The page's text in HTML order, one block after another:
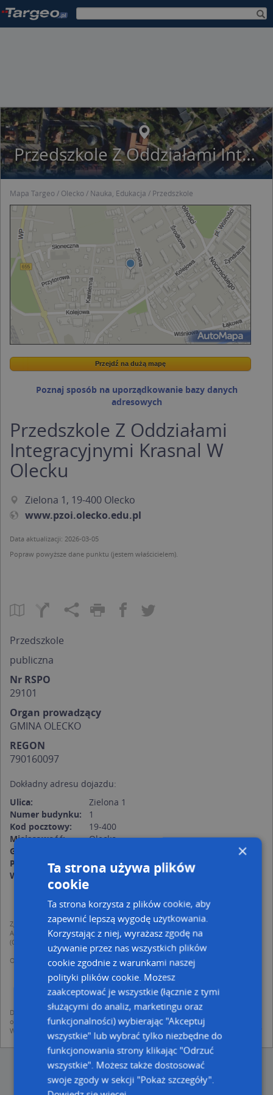
Przedszkole Z Oddziałami Integracyjnymi Krasnal W Olecku
Mapa Targeo Olecko Nauka, Edukacja Przedszkole
Wstaw tę mapkę na swoją stronę
Przejdź na dużą mapę
Przejdź na dużą mapę
Poznaj sposób na uporządkowanie bazy danych
adresowych
Przedszkole Z Oddziałami
Integracyjnymi Krasnal W
Olecku
Zielona 1, 19-400 Olecko
www.pzoi.olecko.edu.pl
Data aktualizacji: 2026-03-05
Popraw powyższe dane punktu (jestem właścicielem).
Przedszkole
publiczna
Nr RSPO
29101
Organ prowadzący
GMINA OLECKO
REGON
790160097
Dokładny adresu dojazdu:
Ulica:
Zielona 1
Numer budynku:
1
Kod pocztowy:
19-400
Miejscowość:
Olecko
Gmina:
Powiat:
olecki
Województwo:
warmińsko-mazurskie
Zgodnie z Rozporządzeniem PE i Rady (UE) o Ochronie Danych Osobowych
Administratorem (RODO), administratorem danych jest AutoMapa sp. z o.o.
(Operator) z siedzibą w Warszawie przy ulicy Domaniewskiej 37.
Operator przetwarza dane osobowe w celu:
dodania ich do bazy Targeo oraz publikacji w wyszukiwarce firm i na
mapach (art. 6 ust. 1 lit. f RODO)
udostępniania danych o firmach partnerom biznesowym operatora (art.
6 ust. 1 lit. f RODO)
Dane pochodzą z publicznych baz CEIDG, GUS, REGON, z firmowych stron www
oraz od podmiotów zewnętrznych.
Więcej informacji dot. RODO: http://regulamin.automapa.pl/odo_przetwarzanie/
×
Ta strona używa plików
cookie
Ta strona korzysta z plików cookie, aby
zapewnić lepszą wygodę użytkowania.
Korzystając z niej, wyrażasz zgodę na
używanie przez nas wszystkich plików
cookie zgodnie z warunkami naszej
polityki plików cookie. Możesz
zaakceptować je wszystkie (łącznie z tymi
służącymi do analiz, marketingu oraz
funkcjonalności) wybierając "Akceptuj
wszystkie" lub wybrać tylko niezbędne do
funkcjonowania strony klikając "Odrzuć
wszystkie". Możesz także dostosować
swoje zgody w sekcji "Pokaż szczegóły".